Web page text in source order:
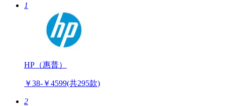
1
HP（惠普）
￥38-￥4599(共295款)
2